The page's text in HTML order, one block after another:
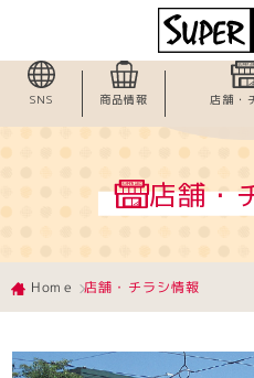
SNS 商品情報 店舗・
店舗・
Home 店舗・チラシ情報